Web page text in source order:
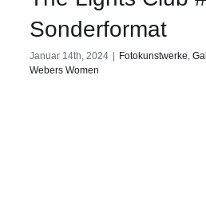
Sonderformat
Januar 14th, 2024 | Fotokunstwerke,
Webers Women